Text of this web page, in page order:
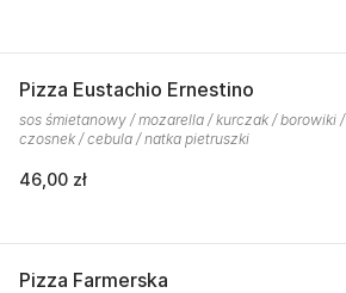
Pizza Eustachio Ernestino
sos śmietanowy / mozarella / kurczak / borowiki /
czosnek / cebula / natka pietruszki
46,00 zł
Pizza Farmerska